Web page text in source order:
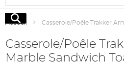
Rechercher
Accueil Casserole/Poêle Trakker
Casserole/Poêle
Marble Sandwich